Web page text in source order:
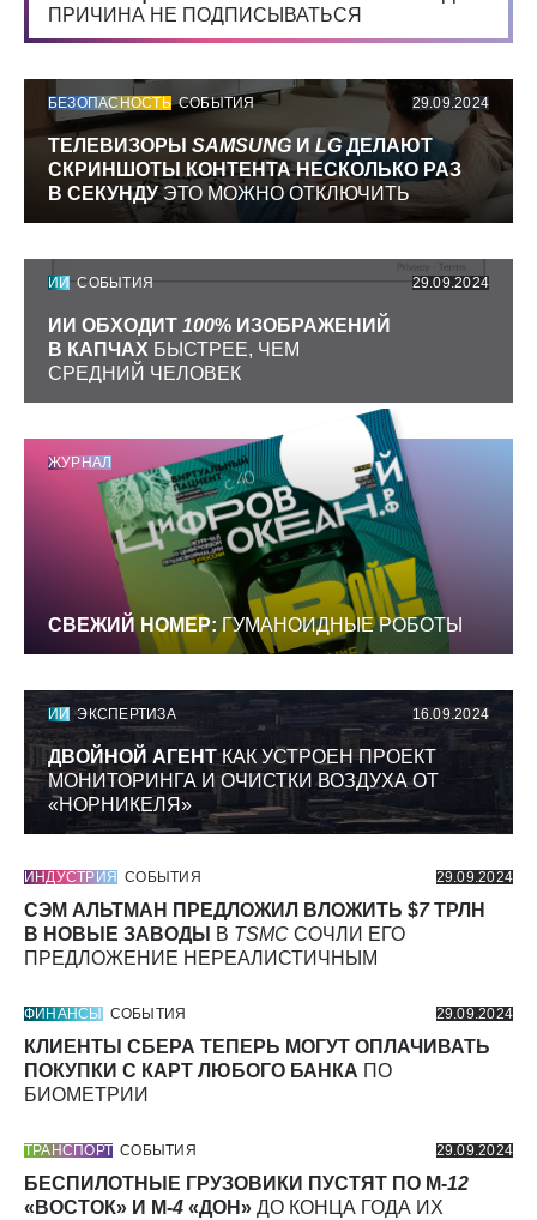
ПРИЧИНА НЕ ПОДПИСЫВАТЬСЯ
БЕЗОПАСНОСТЬ СОБЫТИЯ 29.09.2024
ТЕЛЕВИЗОРЫ SAMSUNG И LGДЕЛАЮТ
СКРИНШОТЫ КОНТЕНТА НЕСКОЛЬКО РАЗ
В СЕКУНДУЭТО МОЖНО ОТКЛЮЧИТЬ
ИИ СОБЫТИЯ 29.09.2024
ИИ ОБХОДИТ 100% ИЗОБРАЖЕНИЙ
В КАПЧАХ БЫСТРЕЕ, ЧЕМ
СРЕДНИЙ ЧЕЛОВЕК
ЖУРНАЛ
СВЕЖИЙ НОМЕР: ГУМАНОИДНЫЕ РОБОТЫ
ИИ ЭКСПЕРТИЗА 16.09.2024
ДВОЙНОЙ АГЕНТКАК УСТРОЕН ПРОЕКТ
МОНИТОРИНГА И ОЧИСТКИ ВОЗДУХА ОТ
«НОРНИКЕЛЯ»
ИНДУСТРИЯ СОБЫТИЯ 29.09.2024
СЭМ АЛЬТМАН ПРЕДЛОЖИЛ ВЛОЖИТЬ $7ТРЛН
В НОВЫЕ ЗАВОДЫ
В TSMC СОЧЛИ ЕГО
ПРЕДЛОЖЕНИЕ НЕРЕАЛИСТИЧНЫМ
ФИНАНСЫ СОБЫТИЯ 29.09.2024
КЛИЕНТЫ СБЕРА ТЕПЕРЬ МОГУТ ОПЛАЧИВАТЬ
ПОКУПКИ С КАРТ ЛЮБОГО БАНКА ПО
БИОМЕТРИИ
ТРАНСПОРТ СОБЫТИЯ 29.09.2024
БЕСПИЛОТНЫЕ ГРУЗОВИКИ ПУСТЯТ ПО М-12
«ВОСТОК» И М-4 «ДОН» ДО КОНЦА ГОДА ИХ